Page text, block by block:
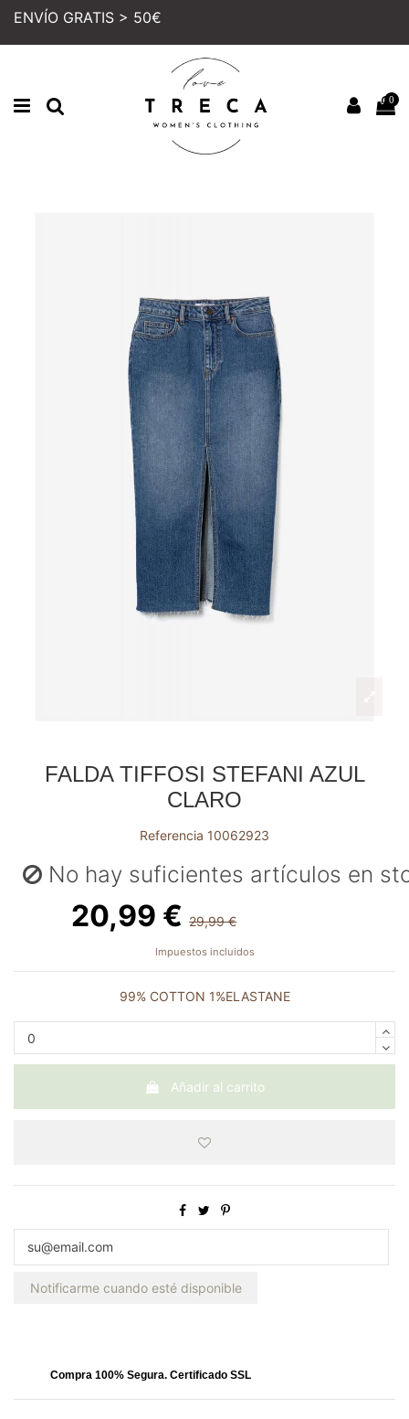
ENVÍO GRATIS > 50€
0
FALDA TIFFOSI STEFANI AZUL
CLARO
Referencia 10062923
No hay suficientes artículos en
20,99 € 29,99 €
Impuestos incluidos
99% COTTON 1%ELASTANE
Añadir al carrito
Notificarme cuando esté disponible
Compra 100% Segura. Certificado SSL